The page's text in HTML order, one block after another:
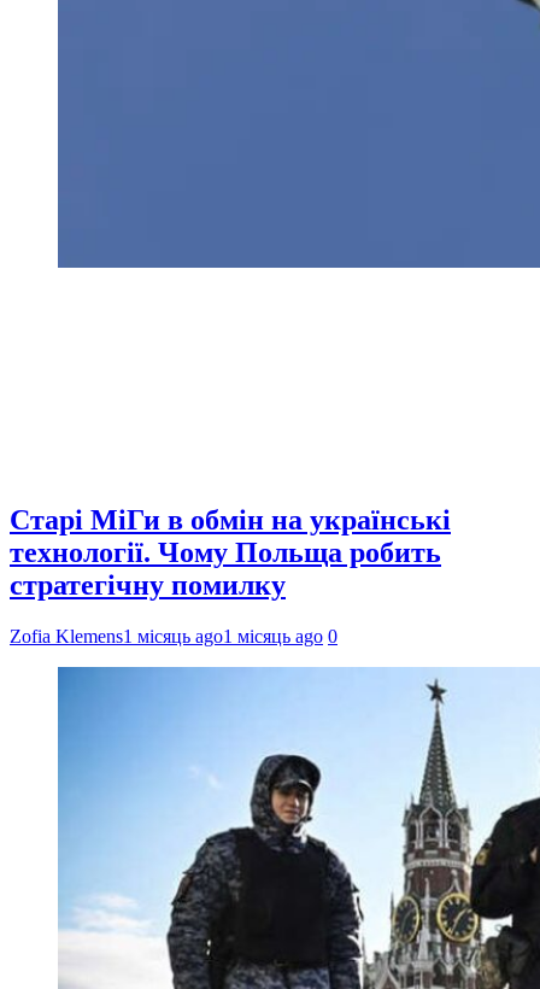
Старі МіГи в обмін на українські
технології. Чому Польща робить
стратегічну помилку
Zofia Klemens1 місяць ago1 місяць ago 0